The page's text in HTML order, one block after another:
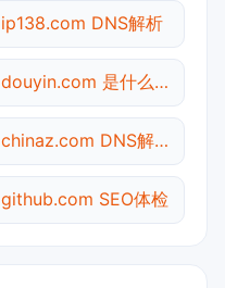
ip138.com DNS解析
douyin.com 是什么网站
chinaz.com DNS解析
github.com SEO体检